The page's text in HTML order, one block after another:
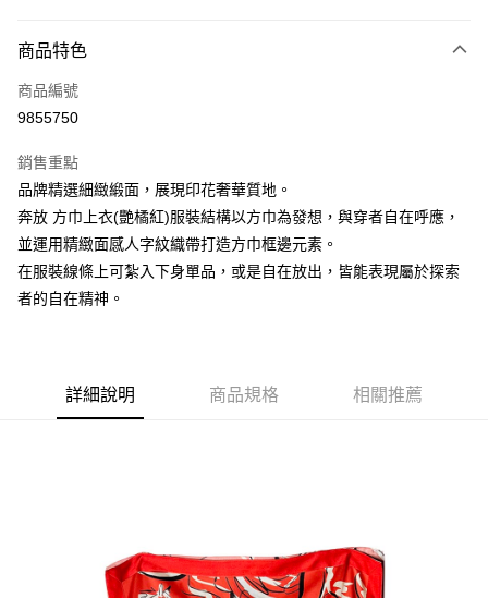
信用卡一次付款
LINE Pay
ATM付款
運送方式
宅配
每筆NT$80，滿NT$5,000(含以上)免運費
商品特色
商品編號
9855750
銷售重點
品牌精選細緻緞面，展現印花奢華質地。
奔放 方巾上衣(艷橘紅)服裝結構以方巾為發想，與穿者自在呼應，
並運用精緻面感人字紋織帶打造方巾框邊元素。
在服裝線條上可紮入下身單品，或是自在放出，皆能表現屬於探索
者的自在精神。
詳細說明 商品規格 相關推薦